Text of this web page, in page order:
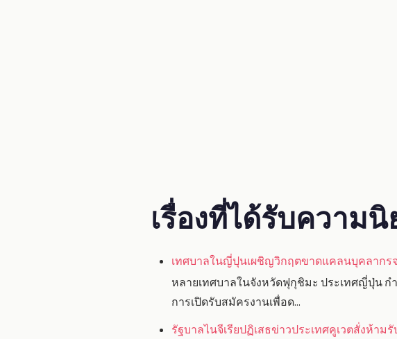
เรื่องที่ได้รับความ
เทศบาลในญี่ปุนเผชิญวิกฤตขาดแคลนบุคลาก
หลายเทศบาลในจังหวัดฟุกุชิมะ ประเทศญี่ปุ่น
การเปิดรับสมัครงานเพื่อด...
รัฐบาลไนจีเรียปฏิเสธข่าวประเทศคูเวตสั่งห้า